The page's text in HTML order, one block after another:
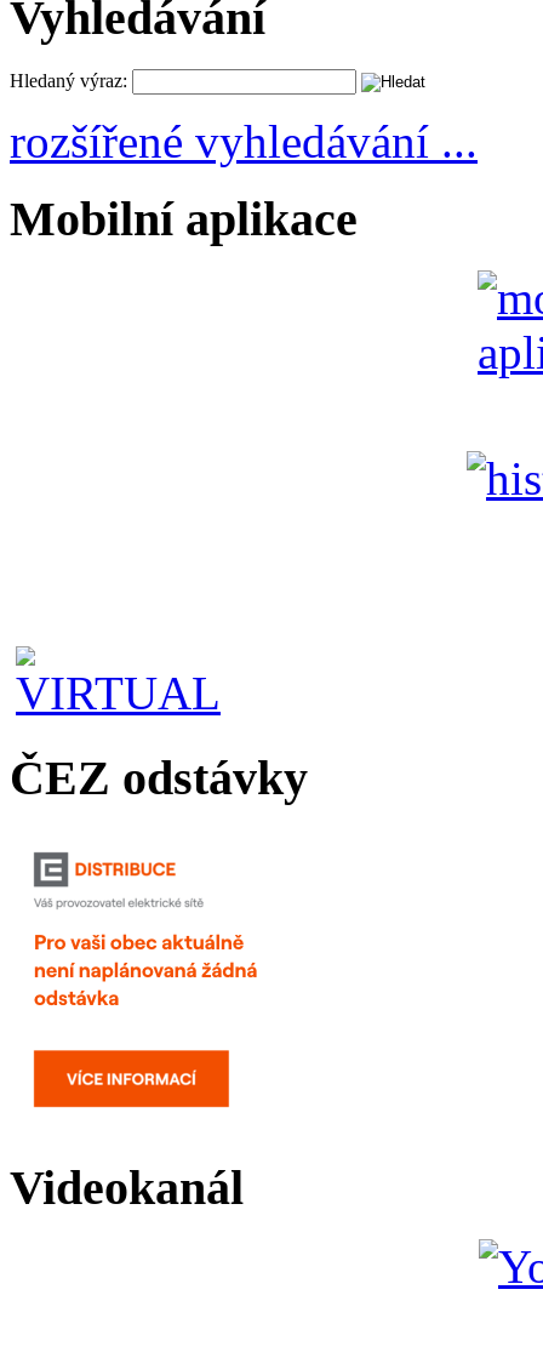
Vyhledávání
Hledaný výraz:
rozšířené vyhledávání ...
Mobilní aplikace
ČEZ odstávky
Videokanál